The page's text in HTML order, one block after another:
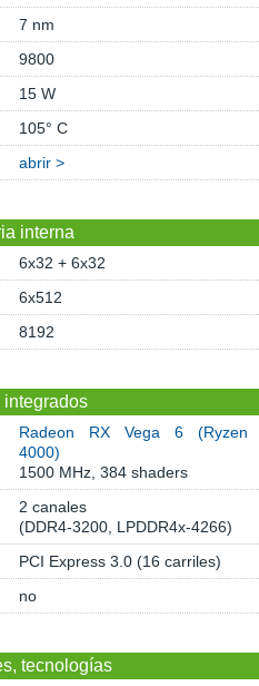
7 nm
9800
15 W
105° C
abrir >
interna
6x32 + 6x32
6x512
8192
integrados
Radeon RX Vega 6 (Ryzen
4000)
1500 MHz, 384 shaders
2 canales
(DDR4-3200, LPDDR4x-4266)
PCI Express 3.0 (16 carriles)
no
tecnologías